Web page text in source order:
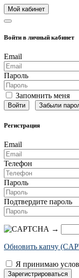
Мой кабинет
Войти в личный кабинет
Email
Пароль
Запомнить меня
Забыли
Регистрация
Email
Телефон
Пароль
Подтвердите пароль
→
Обновить капчу
Я принимаю